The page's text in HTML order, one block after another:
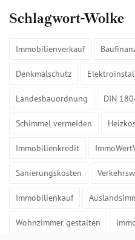
Schlagwort-Wolke
Immobilienverkauf
Denkmalschutz
Landesbauordnung DIN
Schimmel vermeiden
Immobilienkredit
Sanierungskosten
Immobilienkauf
Wohnzimmer gestalten